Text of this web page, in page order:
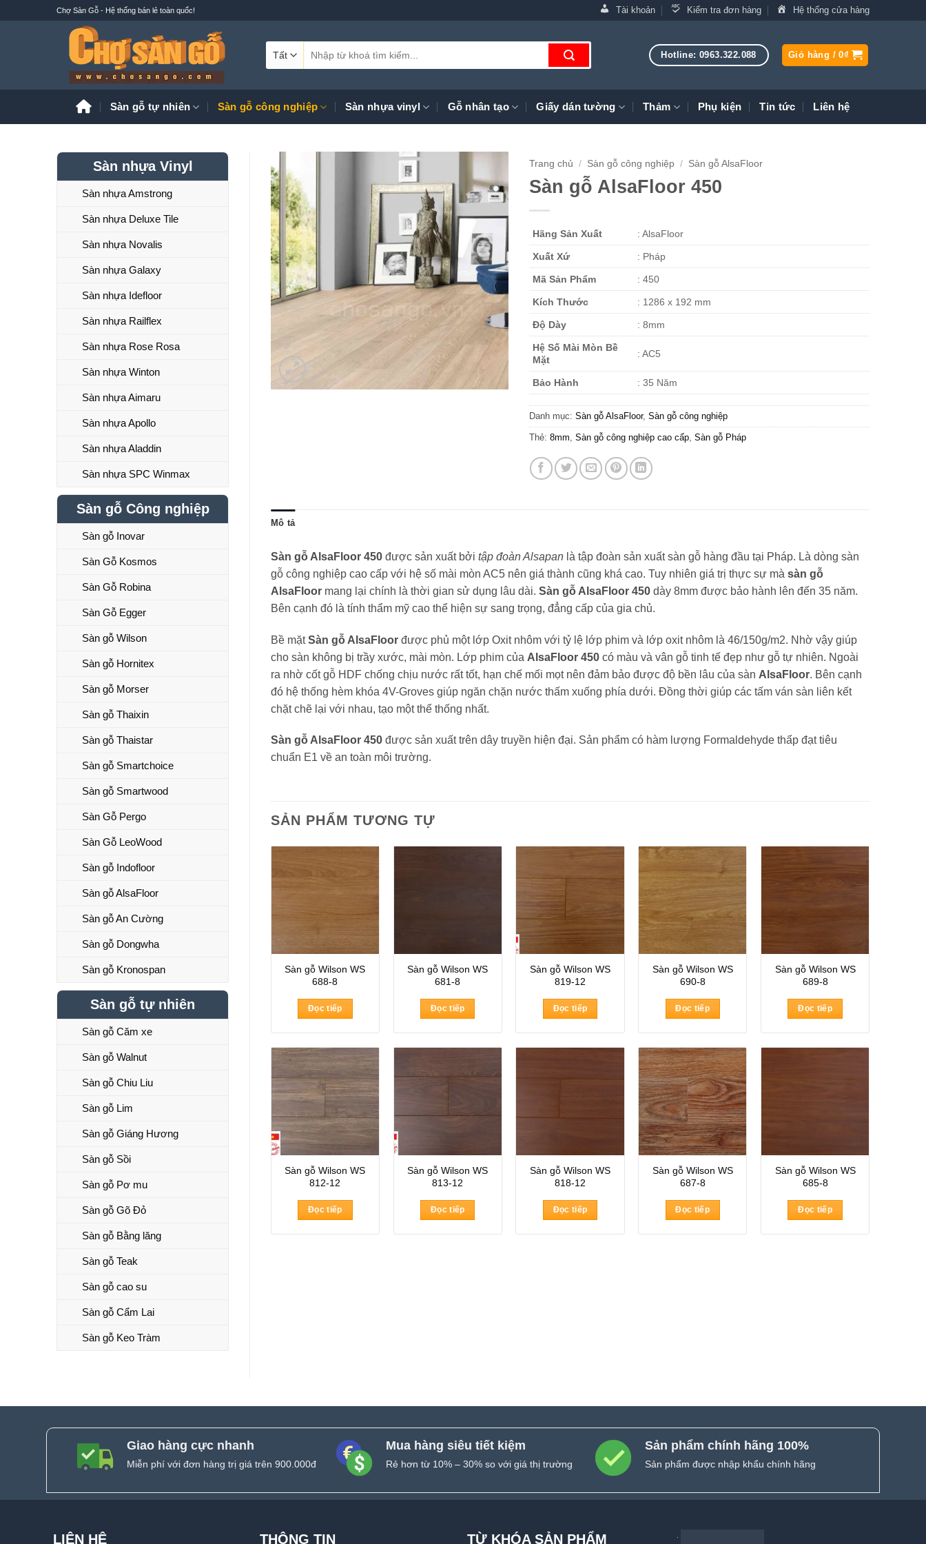
Chợ Sàn Gỗ - Hệ thống bán lẻ toàn quốc! Tài khoản Kiểm tra đơn hàng Hệ thống cửa hàng
kiếm:
Hotline: 0963.322.088 Giỏ hàng /0₫
Sàn gỗ tự nhiên Sàn gỗ công nghiệp Sàn nhựa vinyl Gỗ nhân tạo Giấy dán tường Thảm Phụ kiện Tin tức Liên hệ
Sàn nhựa Vinyl
Sàn nhựa Amstrong
Sàn nhựa Deluxe Tile
Sàn nhựa Novalis
Sàn nhựa Galaxy
Sàn nhựa Idefloor
Sàn nhựa Railflex
Sàn nhựa Rose Rosa
Sàn nhựa Winton
Sàn nhựa Aimaru
Sàn nhựa Apollo
Sàn nhựa Aladdin
Sàn nhựa SPC Winmax
Sàn gỗ Công nghiệp
Sàn gỗ Inovar
Sàn Gỗ Kosmos
Sàn Gỗ Robina
Sàn Gỗ Egger
Sàn gỗ Wilson
Sàn gỗ Hornitex
Sàn gỗ Morser
Sàn gỗ Thaixin
Sàn gỗ Thaistar
Sàn gỗ Smartchoice
Sàn gỗ Smartwood
Sàn Gỗ Pergo
Sàn Gỗ LeoWood
Sàn gỗ Indofloor
Sàn gỗ AlsaFloor
Sàn gỗ An Cường
Sàn gỗ Dongwha
Sàn gỗ Kronospan
Sàn gỗ tự nhiên
Sàn gỗ Căm xe
Sàn gỗ Walnut
Sàn gỗ Chiu Liu
Sàn gỗ Lim
Sàn gỗ Giáng Hương
Sàn gỗ Sồi
Sàn gỗ Pơ mu
Sàn gỗ Gõ Đỏ
Sàn gỗ Bằng lăng
Sàn gỗ Teak
Sàn gỗ cao su
Sàn gỗ Cẩm Lai
Sàn gỗ Keo Tràm
Trang chủ / Sàn gỗ công nghiệp / Sàn gỗ AlsaFloor
Sàn gỗ AlsaFloor 450
Hãng Sản Xuất : AlsaFloor
Xuất Xứ : Pháp
Mã Sản Phẩm : 450
Kích Thước : 1286 x 192 mm
Độ Dày : 8mm
Hệ Số Mài Mòn Bề
Mặt
: AC5
Bảo Hành : 35 Năm
Danh mục: Sàn gỗ AlsaFloor, Sàn gỗ công nghiệp
Thẻ: 8mm Sàn gỗ công nghiệp cao cấp, Sàn gỗ Pháp
Mô tả
Sàn gỗ AlsaFloor 450 được sản xuất bởi tập đoàn Alsapan là tập đoàn sản xuất sàn gỗ hàng đầu tại Pháp. Là dòng sàn
gỗ công nghiệp cao cấp với hệ số mài mòn AC5 nên giá thành cũng khá cao. Tuy nhiên giá trị thực sự mà sàn gỗ
AlsaFloor mang lại chính là thời gian sử dụng lâu dài. Sàn gỗ AlsaFloor 450 dày 8mm được bảo hành lên đến 35 năm.
Bên cạnh đó là tính thẩm mỹ cao thể hiện sự sang trọng, đẳng cấp của gia chủ.
Bề mặtSàn gỗ AlsaFloor được phủ một lớp Oxit nhôm với tỷ lệ lớp phim và lớp oxit nhôm là 46/150g/m2. Nhờ vậy giúp
cho sàn không bị trầy xước, mài mòn. Lớp phim của AlsaFloor 450 có màu và vân gỗ tinh tế đẹp như gỗ tự nhiên. Ngoài
ra nhờ cốt gỗ HDF chống chịu nước rất tốt, hạn chế mối mọt nên đảm bảo được độ bền lâu của sàn AlsaFloor. Bên cạnh
đó hệ thống hèm khóa 4V-Groves giúp ngăn chặn nước thấm xuống phía dưới. Đồng thời giúp các tấm ván sàn liên kết
chặt chẽ lại với nhau, tạo một thể thống nhất.
Sàn gỗ AlsaFloor 450 được sản xuất trên dây truyền hiện đại. Sản phẩm có hàm lượng Formaldehyde thấp đạt tiêu
chuẩn E1 về an toàn môi trường.
SẢN PHẨM TƯƠNG TỰ
Sàn gỗ Wilson WS
688-8
Đọc tiếp
Sàn gỗ Wilson WS
681-8
Đọc tiếp
Sàn gỗ Wilson WS
819-12
Đọc tiếp
Sàn gỗ Wilson WS
690-8
Đọc tiếp
Sàn gỗ Wilson WS
689-8
Đọc tiếp
Sàn gỗ Wilson WS
812-12
Đọc tiếp
Sàn gỗ Wilson WS
813-12
Đọc tiếp
Sàn gỗ Wilson WS
818-12
Đọc tiếp
Sàn gỗ Wilson WS
687-8
Đọc tiếp
Sàn gỗ Wilson WS
685-8
Đọc tiếp
Giao hàng cực nhanh
Miễn phí với đơn hàng trị giá trên 900.000đ
Mua hàng siêu tiết kiệm
Rẻ hơn từ 10% – 30% so với giá thị trường
Sản phẩm chính hãng 100%
Sản phẩm được nhập khẩu chính hãng
LIÊN HỆ THÔNG TIN TỪ KHÓA SẢN PHẨM